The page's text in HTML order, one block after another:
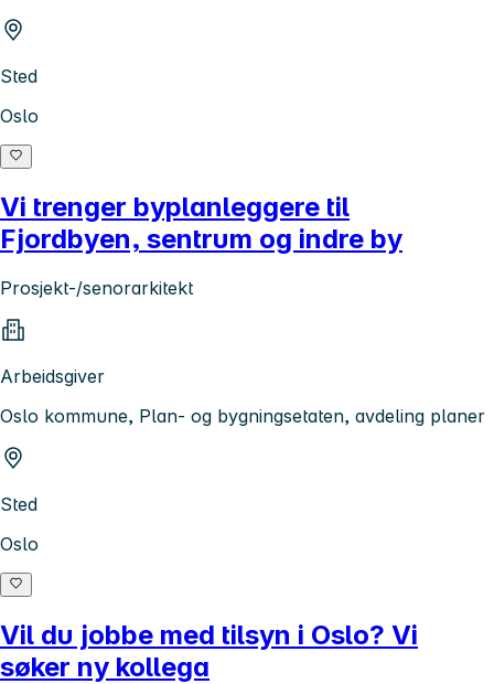
Sted
Oslo
Vi trenger byplanleggere til
Fjordbyen, sentrum og indre by
Prosjekt-/senorarkitekt
Arbeidsgiver
Oslo kommune, Plan- og bygningsetaten, avdeling planer
Sted
Oslo
Vil du jobbe med tilsyn i Oslo? Vi
søker ny kollega